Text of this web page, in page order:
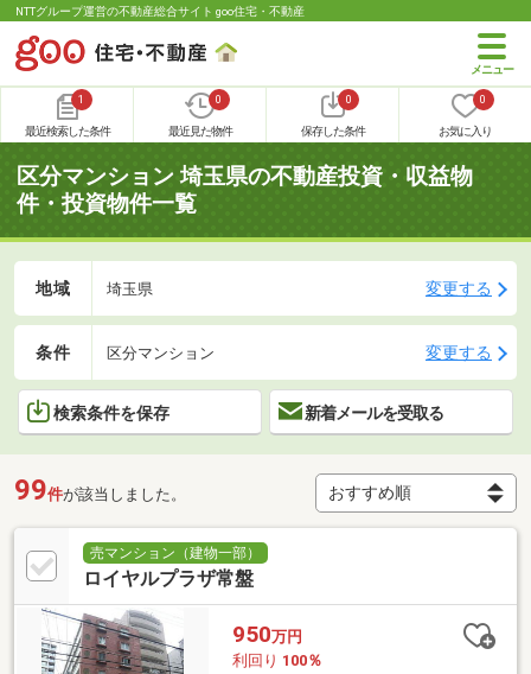
NTTグループ運営の不動産総合サイト goo住宅・不動産
1
最近検索した条件
0
最近見た物件
0
保存した条件
0
お気に入り
区分マンション 埼玉県の不動産投資・収益物
件・投資物件一覧
地域 埼玉県 変更する
条件 区分マンション 変更する
検索条件を保存 新着メールを受取る
99件が該当しました。
売マンション（建物一部）
ロイヤルプラザ常盤
950万円
利回り 100％